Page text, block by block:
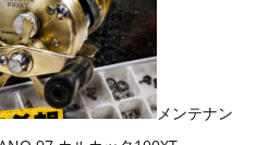
メンテナン